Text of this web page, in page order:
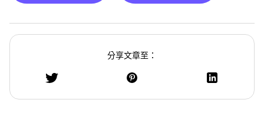
分享文章至：